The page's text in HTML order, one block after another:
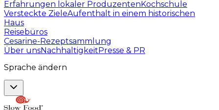
Erfahrungen lokaler ProduzentenKochschule
Versteckte ZieleAufenthalt in einem historischen
Haus
Reisebüros
Cesarine-Rezeptsammlung
Über unsNachhaltigkeitPresse & PR
Sprache ändern